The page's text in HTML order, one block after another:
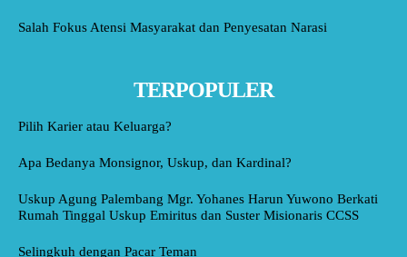
Salah Fokus Atensi Masyarakat dan Penyesatan Narasi
TERPOPULER
Pilih Karier atau Keluarga?
Apa Bedanya Monsignor, Uskup, dan Kardinal?
Uskup Agung Palembang Mgr. Yohanes Harun Yuwono Berkati
Rumah Tinggal Uskup Emiritus dan Suster Misionaris CCSS
Selingkuh dengan Pacar Teman